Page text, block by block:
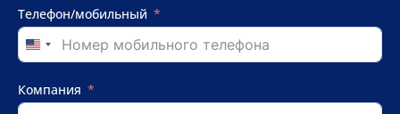
Телефон/мобильный
United
States
+1
Компания